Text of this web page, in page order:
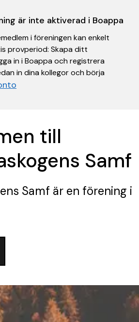
är inte aktiverad i Boappa
i föreningen kan enkelt
provperiod: Skapa ditt
in i Boappa och registrera
in dina kollegor och börja
till
Samf
Samf är en förening i